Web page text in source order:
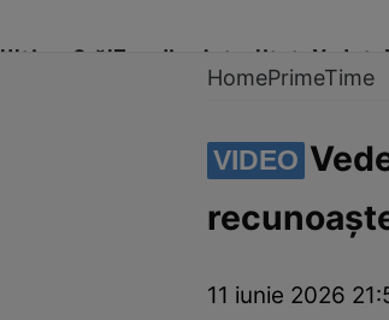
Ultima Oră!Trending Actualitate Vedete
Românii au talent
HomePrimeTime
VIDEO
11 iunie 2026